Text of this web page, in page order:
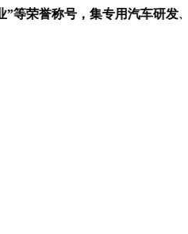
称号，集专用汽车研发、